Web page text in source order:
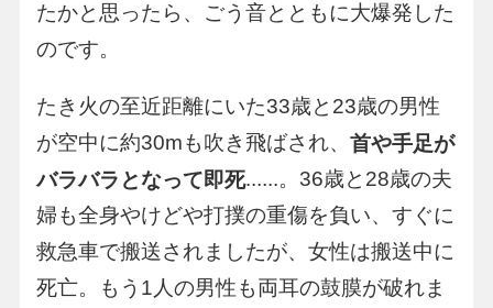
たかと思ったら、ごう音とともに大爆発した
のです。
たき火の至近距離にいた33歳と23歳の男性
が空中に約30mも吹き飛ばされ、 首や手足が
バラバラとなって即死......。36歳と28歳の夫
婦も全身やけどや打撲の重傷を負い、すぐに
救急車で搬送されましたが、女性は搬送中に
死亡。もう1人の男性も両耳の鼓膜が破れま